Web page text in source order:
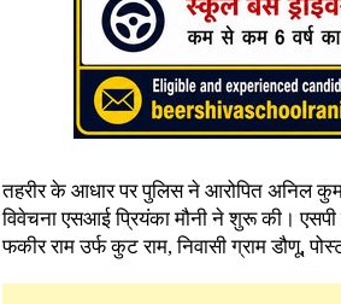
तहरीर के आधार पर पुलिस ने आरोपित अनिल
विवेचना एसआई प्रियंका मौनी ने शुरू की। एसपी
फकीर राम उर्फ कुट राम, निवासी ग्राम डौणू,